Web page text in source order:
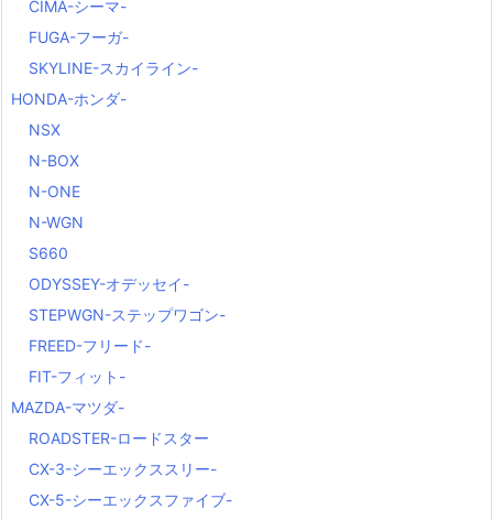
CIMA-シーマ-
FUGA-フーガ-
SKYLINE-スカイライン-
HONDA-ホンダ-
NSX
N-BOX
N-ONE
N-WGN
S660
ODYSSEY-オデッセイ-
STEPWGN-ステップワゴン-
FREED-フリード-
FIT-フィット-
MAZDA-マツダ-
ROADSTER-ロードスター
CX-3-シーエックススリー-
CX-5-シーエックスファイブ-